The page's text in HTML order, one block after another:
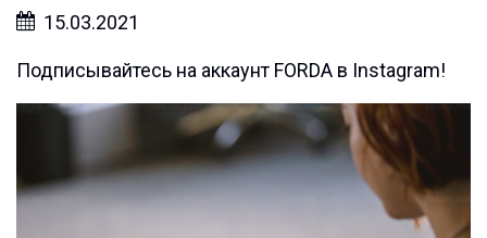
15.03.2021
Подписывайтесь на аккаунт FORDA в Instagram!